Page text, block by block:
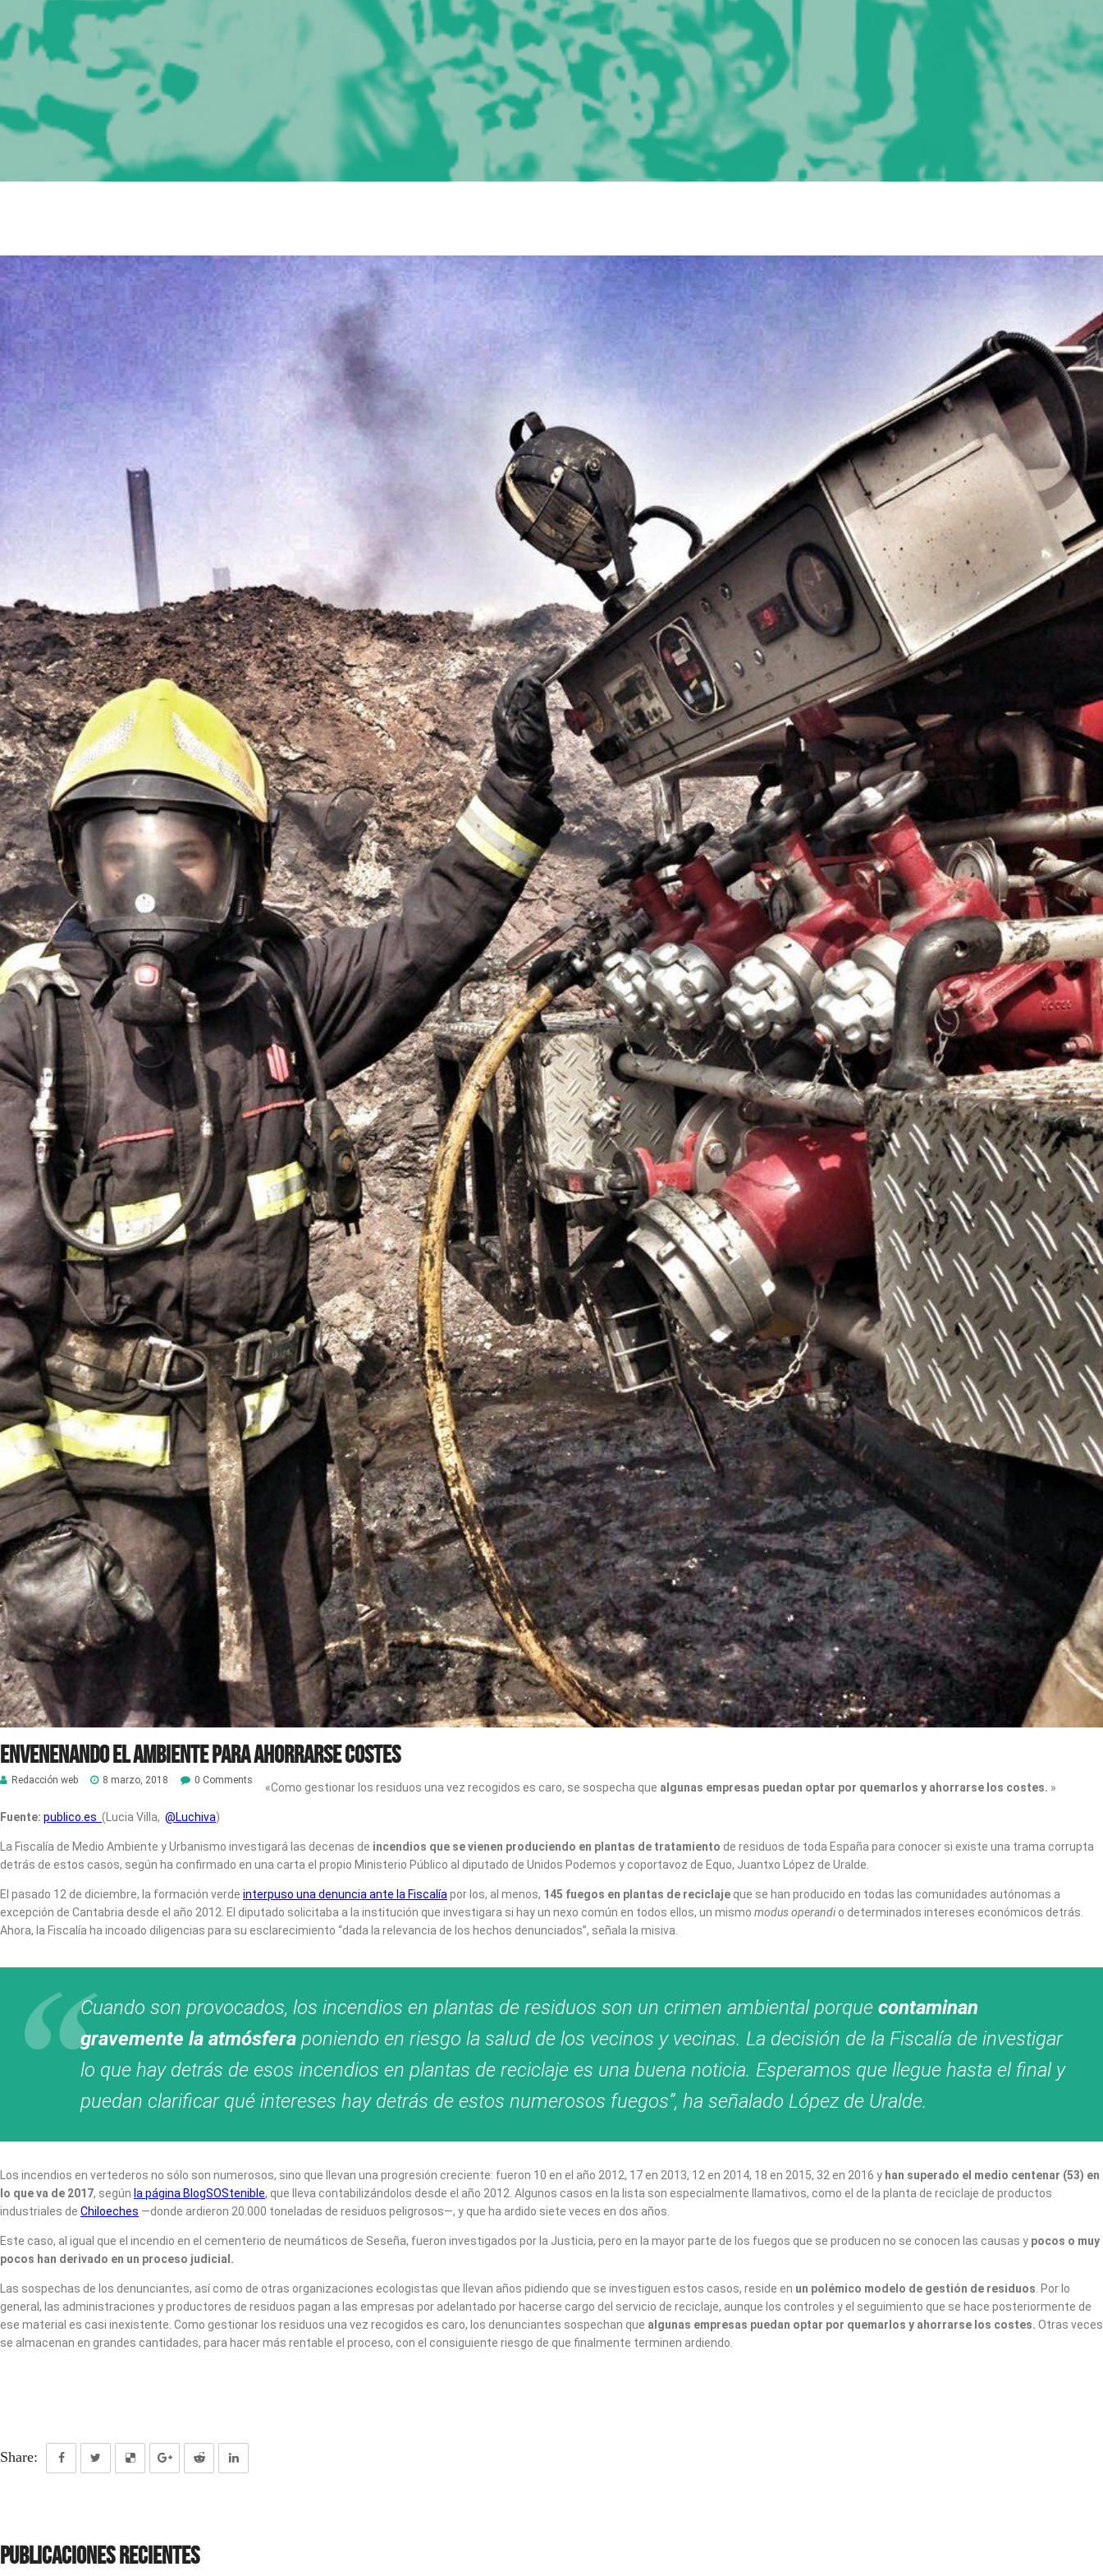
Envenenando el ambiente para ahorrarse costes
Redacción web 8 marzo, 2018 0 Comments
«Como gestionar los residuos una vez recogidos es caro, se sospecha que algunas empresas puedan optar por quemarlos y ahorrarse los costes. »
Fuente: publico.es (Lucia Villa, @Luchiva)
La Fiscalía de Medio Ambiente y Urbanismo investigará las decenas de incendios que se vienen produciendo en plantas de tratamiento de residuos de toda España para conocer si existe una trama corrupta
detrás de estos casos, según ha confirmado en una carta el propio Ministerio Público al diputado de Unidos Podemos y coportavoz de Equo, Juantxo López de Uralde.
El pasado 12 de diciembre, la formación verde interpuso una denuncia ante la Fiscalía por los, al menos, 145 fuegos en plantas de reciclaje que se han producido en todas las comunidades autónomas a
excepción de Cantabria desde el año 2012. El diputado solicitaba a la institución que investigara si hay un nexo común en todos ellos, un mismo modus operandi o determinados intereses económicos detrás.
Ahora, la Fiscalía ha incoado diligencias para su esclarecimiento “dada la relevancia de los hechos denunciados”, señala la misiva.
Cuando son provocados, los incendios en plantas de residuos son un crimen ambiental porque contaminan
gravemente la atmósfera poniendo en riesgo la salud de los vecinos y vecinas. La decisión de la Fiscalía de investigar
lo que hay detrás de esos incendios en plantas de reciclaje es una buena noticia. Esperamos que llegue hasta el final y
puedan clarificar qué intereses hay detrás de estos numerosos fuegos”, ha señalado López de Uralde.
Los incendios en vertederos no sólo son numerosos, sino que llevan una progresión creciente: fueron 10 en el año 2012, 17 en 2013, 12 en 2014, 18 en 2015, 32 en 2016 y han superado el medio centenar (53) en
lo que va de 2017, según la página BlogSOStenible, que lleva contabilizándolos desde el año 2012. Algunos casos en la lista son especialmente llamativos, como el de la planta de reciclaje de productos
industriales de Chiloeches —donde ardieron 20.000 toneladas de residuos peligrosos—, y que ha ardido siete veces en dos años.
Este caso, al igual que el incendio en el cementerio de neumáticos de Seseña, fueron investigados por la Justicia, pero en la mayor parte de los fuegos que se producen no se conocen las causas y pocos o muy
pocos han derivado en un proceso judicial.
Las sospechas de los denunciantes, así como de otras organizaciones ecologistas que llevan años pidiendo que se investiguen estos casos, reside en un polémico modelo de gestión de residuos . Por lo
general, las administraciones y productores de residuos pagan a las empresas por adelantado por hacerse cargo del servicio de reciclaje, aunque los controles y el seguimiento que se hace posteriormente de
ese material es casi inexistente. Como gestionar los residuos una vez recogidos es caro, los denunciantes sospechan que algunas empresas puedan optar por quemarlos y ahorrarse los costes. Otras veces
se almacenan en grandes cantidades, para hacer más rentable el proceso, con el consiguiente riesgo de que finalmente terminen ardiendo.
Share:
Publicaciones recientes